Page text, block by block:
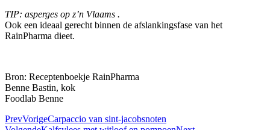
TIP: asperges op z’n Vlaams .
Ook een ideaal gerecht binnen de afslankingsfase van het
RainPharma dieet.
Bron: Receptenboekje RainPharma
Benne Bastin, kok
Foodlab Benne
PrevVorigeCarpaccio van sint-jacobsnoten